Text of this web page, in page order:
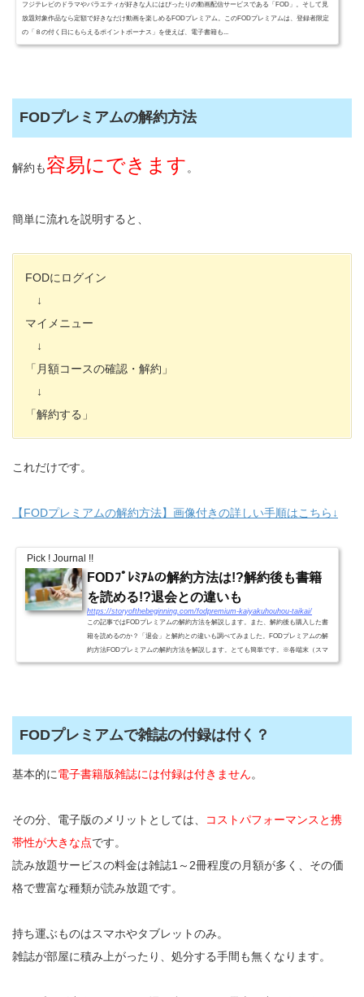
フジテレビのドラマやバラエティが好きな人にはぴったりの動画配信サービスである「FOD」。そして見
放題対象作品なら定額で好きなだけ動画を楽しめるFODプレミアム。このFODプレミアムは、登録者限定
の「８の付く日にもらえるポイントボーナス」を使えば、電子書籍も...
FODプレミアムの解約方法
解約も容易にできます 。
簡単に流れを説明すると、
FODにログイン
↓
マイメニュー
↓
「月額コースの確認・解約」
↓
「解約する」
これだけです。
【FODプレミアムの解約方法】画像付きの詳しい手順はこちら↓
Pick ! Journal !!
FODﾌﾟﾚﾐｱﾑの解約方法は!?解約後も書籍
を読める!?退会との違いも
https://storyofthebeginning.com/fodpremium-kaiyakuhouhou-taikai/
この記事ではFODプレミアムの解約方法を解説します。また、解約後も購入した書
籍を読めるのか？「退会」と解約との違いも調べてみました。FODプレミアムの解
約方法FODプレミアムの解約方法を解説します。とても簡単です。※各端末（スマ
ホ、タブレット、パソコン）と...
FODプレミアムで雑誌の付録は付く？
基本的に電子書籍版雑誌には付録は付きません。
その分、電子版のメリットとしては、
コストパフォーマンスと携
帯性が大きな点です。
読み放題サービスの料金は雑誌1～2冊程度の月額が多く、その価
格で豊富な種類が読み放題です。
持ち運ぶものはスマホやタブレットのみ。
雑誌が部屋に積み上がったり、処分する手間も無くなります。